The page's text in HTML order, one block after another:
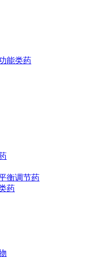
能类药
衡调节药
药